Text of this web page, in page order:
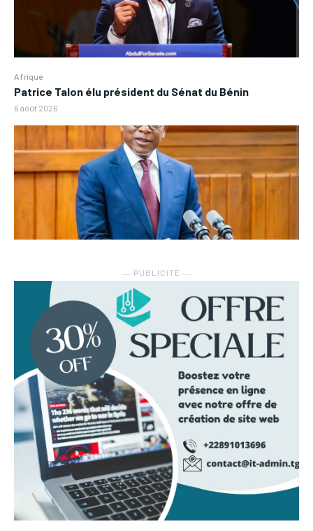
Afrique
Patrice Talon élu président du Sénat du Bénin
6 août 2026
― PUBLICITE ―